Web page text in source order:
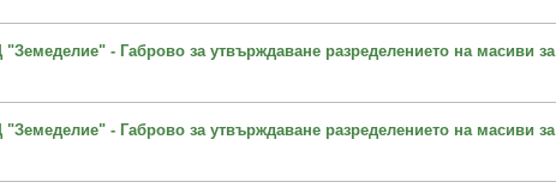
"Земеделие" - Габрово за утвърждаване разределението на масиви за
"Земеделие" - Габрово за утвърждаване разределението на масиви за